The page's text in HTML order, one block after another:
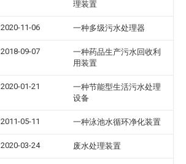
理装置
2020-11-06 一种多级污水处理器
2018-09-07
一种药品生产污水回收利
用装置
2020-01-21
一种节能型生活污水处理
设备
2011-05-11 一种泳池水循环净化装置
2020-03-24 废水处理装置